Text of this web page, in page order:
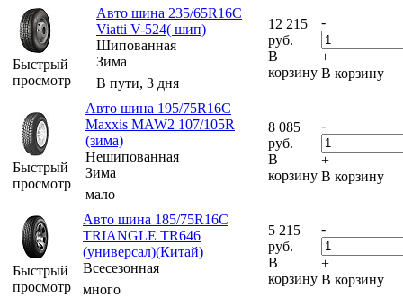
Быстрый
просмотр
Авто шина 235/65R16C
Viatti V-524( шип)
Шипованная
Зима
В пути, 3 дня
12 215
руб.
В
корзину
-
+
В корзину
Быстрый
просмотр
Авто шина 195/75R16C
Maxxis MAW2 107/105R
(зима)
Нешипованная
Зима
мало
8 085
руб.
В
корзину
-
+
В корзину
Быстрый
просмотр
Авто шина 185/75R16C
TRIANGLE TR646
(универсал)(Китай)
Всесезонная
много
5 215
руб.
В
корзину
-
+
В корзину